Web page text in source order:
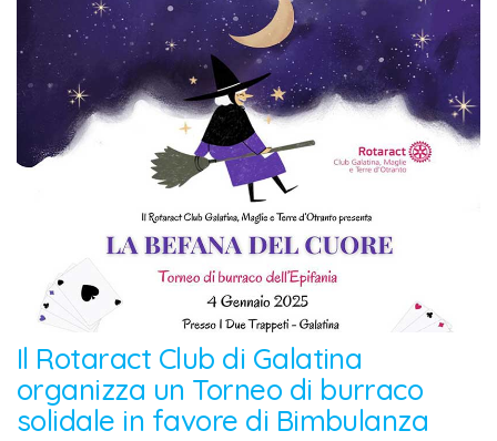
Il Rotaract Club di Galatina
organizza un Torneo di burraco
solidale in favore di Bimbulanza